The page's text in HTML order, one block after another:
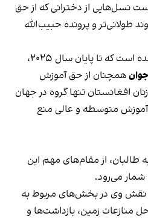
نسل‌هایی از دخترانی که از حق
و پرونده حبیب‌الله
در گزارش دیگری از یونسکو آمده است که تا پایان سال ۲۰۲۵،
همچنان از حق آموزش
افغانستان تنها گروه در جهان
متوسطه و عالی منع
طالبان، از مقام‌های مهم این
شمار می‌رود.
نقش وی در بخش‌های مربوط به
منازعات زمین، بازداشت‌ها و